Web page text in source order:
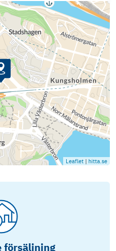
Leaflet | hitta.se
försäljning